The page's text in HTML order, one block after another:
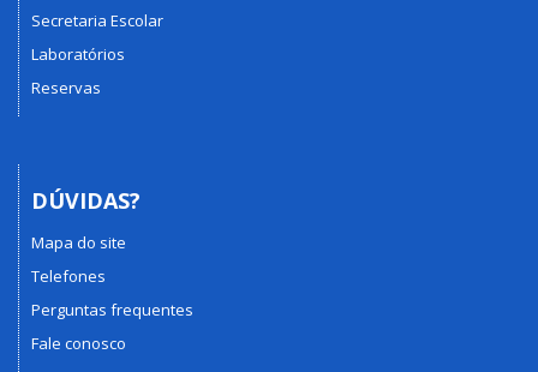
Secretaria Escolar
Laboratórios
Reservas
DÚVIDAS?
Mapa do site
Telefones
Perguntas frequentes
Fale conosco